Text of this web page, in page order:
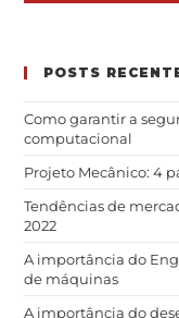
POSTS
Como garantir a
computacional
Projeto Mecânico: 4
Tendências de
2022
A importância do
de máquinas
A importância do